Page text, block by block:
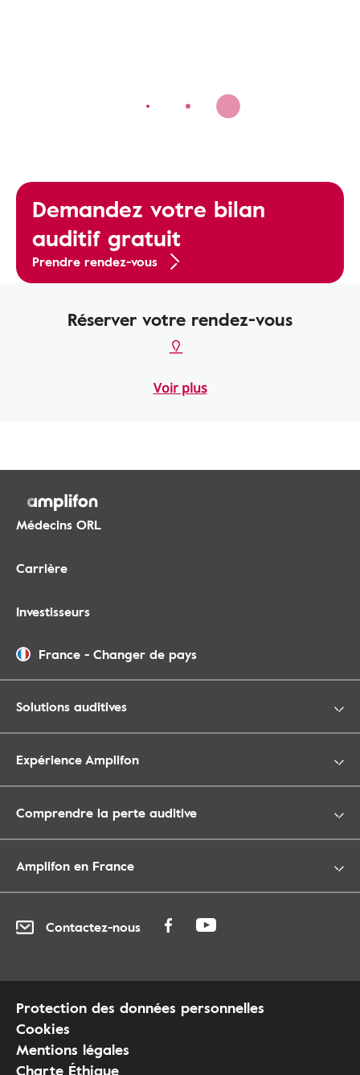
Demandez votre bilan
auditif gratuit
Prendre rendez-vous
Réserver votre rendez-vous
Voir plus
Médecins ORL
Carrière
Investisseurs
France - Changer de pays
Solutions auditives
Expérience Amplifon
Comprendre la perte auditive
Amplifon en France
Contactez-nous
Protection des données personnelles
Cookies
Mentions légales
Charte Éthique